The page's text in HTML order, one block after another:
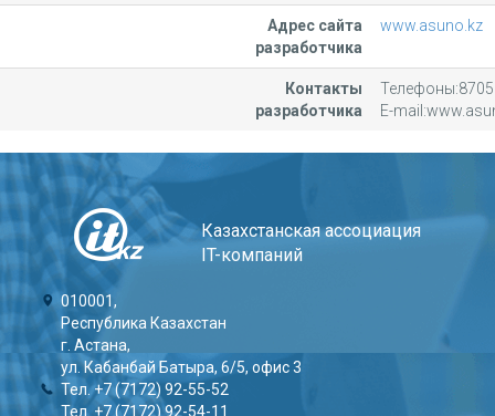
Адрес сайта
разработчика
www.asuno.kz
Контакты
разработчика
E-
Казахстанская ассоциация
IT-компаний
010001,
Республика Казахстан
г. Астана,
ул. Кабанбай Батыра, 6/5, офис 3
Тел. +7 (7172) 92-55-52
Тел. +7 (7172) 92-54-11